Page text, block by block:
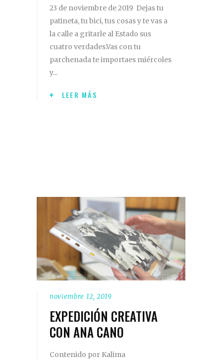
23 de noviembre de 2019 Dejas tu
patineta, tu bici, tus cosas y te vas a
la calle a gritarle al Estado sus
cuatro verdades.Vas con tu
parchenada te importaes miércoles
y
LEER MÁS
noviembre 12, 2019
EXPEDICIÓN CREATIVA
CON ANA CANO
Contenido por Kalima